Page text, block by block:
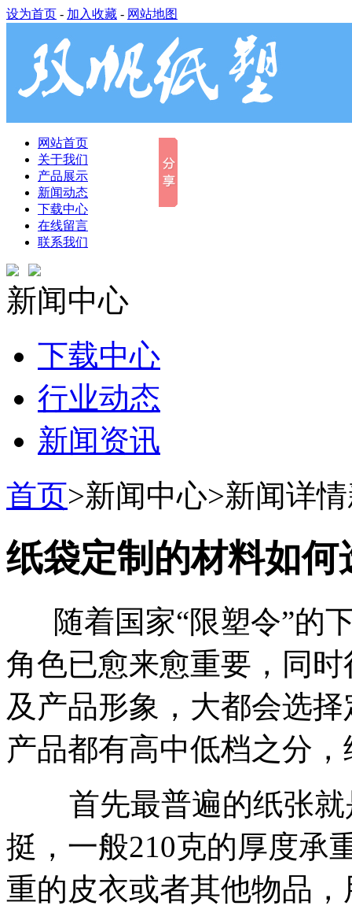
设为首页 - 加入收藏 - 网站地图
网站首页
关于我们
产品展示
新闻动态
下载中心
在线留言
联系我们
新闻中心
下载中心
行业动态
新闻资讯
首页>新闻中心>新闻详情
纸袋定制的材料如何
随着国家“限塑令”的
角色已愈来愈重要，同
及产品形象，大都会选
产品都有高中低档之分
首先最普遍的纸张就
挺，一般210克的厚度承
重的皮衣或者其他物品